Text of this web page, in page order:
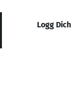
Logg